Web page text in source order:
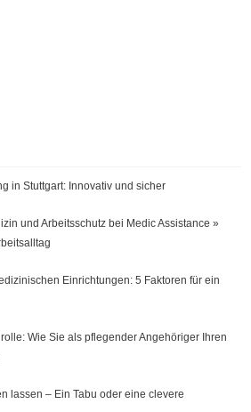
in Stuttgart: Innovativ und sicher
und Arbeitsschutz bei Medic Assistance »
Einrichtungen: 5 Faktoren für ein
Wie Sie als pflegender Angehöriger Ihren
lassen – Ein Tabu oder eine clevere